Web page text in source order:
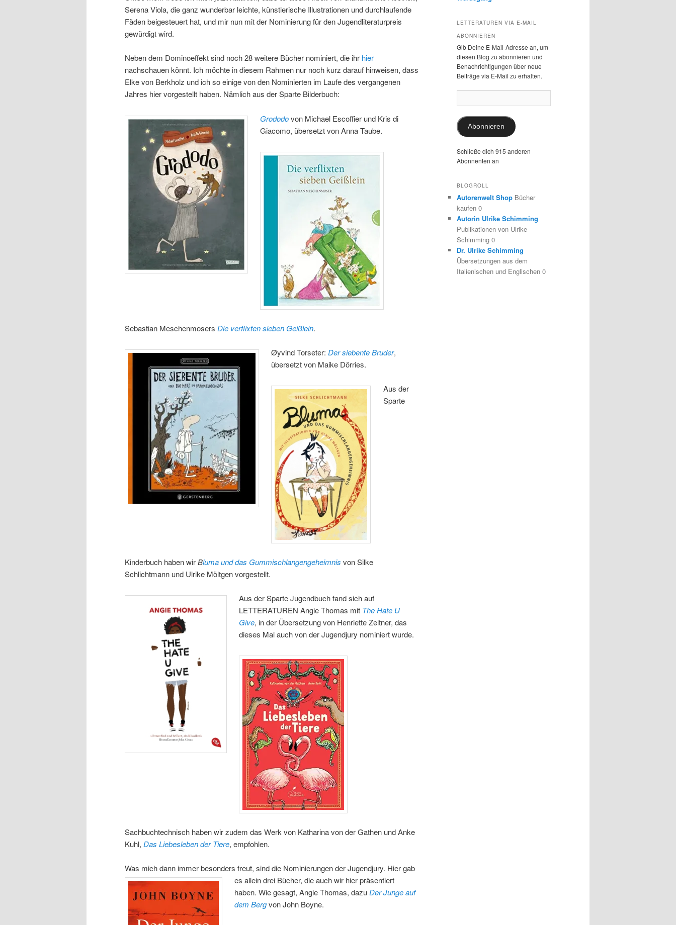
Serena Viola, die ganz wunderbar leichte, künstlerische Illustrationen und durchlaufende
Fäden beigesteuert hat, und mir nun mit der Nominierung für den Jugendliteraturpreis
gewürdigt wird.
Neben dem Dominoeffekt sind noch 28 weitere Bücher nominiert, die ihr hier
nachschauen könnt. Ich möchte in diesem Rahmen nur noch kurz darauf hinweisen, dass
Elke von Berkholz und ich so einige von den Nominierten im Laufe des vergangenen
Jahres hier vorgestellt haben. Nämlich aus der Sparte Bilderbuch:
Grododovon Michael Escoffier und Kris di
Giacomo, übersetzt von Anna Taube.
Sebastian Meschenmosers Die verflixten sieben Geißlein.
Øyvind Torseter:Der siebente Bruder,
übersetzt von Maike Dörries.
Aus der
Sparte
Kinderbuch haben wirBluma und das Gummischlangengeheimnis von Silke
Schlichtmann und Ulrike Möltgen vorgestellt.
Aus der Sparte Jugendbuch fand sich auf
LETTERATUREN Angie Thomas mit The Hate U
Give, in der Übersetzung von Henriette Zeltner, das
dieses Mal auch von der Jugendjury nominiert wurde.
Sachbuchtechnisch haben wir zudem das Werk von Katharina von der Gathen und Anke
Kuhl, Das Liebesleben der Tiere, empfohlen.
Was mich dann immer besonders freut, sind die Nominierungen der Jugendjury. Hier gab
es allein drei Bücher, die auch wir hier präsentiert
haben. Wie gesagt, Angie Thomas, dazuDer Junge auf
dem Bergvon John Boyne.
LETTERATUREN VIA E-MAIL
ABONNIEREN
Gib Deine E-Mail-Adresse an, um
diesen Blog zu abonnieren und
Benachrichtigungen über neue
Beiträge via E-Mail zu erhalten.
Mail-
Abonnieren
Schließe dich 915 anderen
Abonnenten an
BLOGROLL
Autorenwelt Shop Bücher
kaufen 0
Autorin Ulrike Schimming
Publikationen von Ulrike
Schimming 0
Dr. Ulrike Schimming
Übersetzungen aus dem
Italienischen und Englischen 0